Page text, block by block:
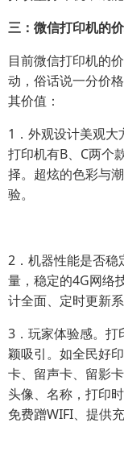
三：微信打印机的
目前微信打印机的
动，俗话说一分价
其价值：
1．外观设计美观
打印机有B、C两个
择。超炫的色彩与
验。
2．机器性能是否稳
量，稳定的4G网络
计全面、定时更新
3．玩家体验感。打
颖吸引。如全民好
卡、留声卡、留影
头像、名称，打印
免费蹭WIFI、提供